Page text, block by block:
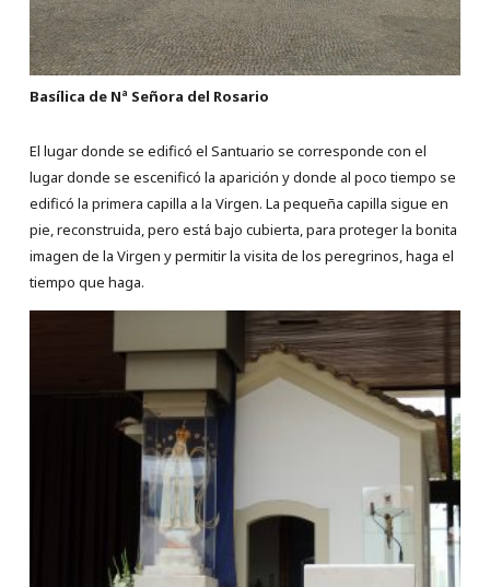
Basílica de Nª Señora del Rosario
El lugar donde se edificó el Santuario se corresponde con el
lugar donde se escenificó la aparición y donde al poco tiempo se
edificó la primera capilla a la Virgen. La pequeña capilla sigue en
pie, reconstruida, pero está bajo cubierta, para proteger la bonita
imagen de la Virgen y permitir la visita de los peregrinos, haga el
tiempo que haga.